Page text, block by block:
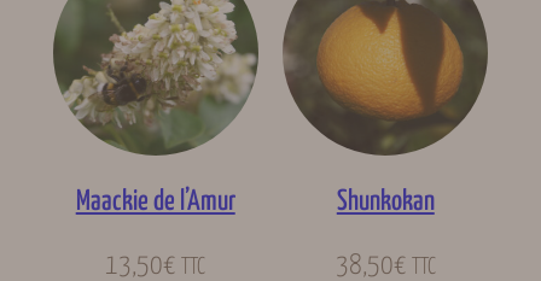
Maackie de l’Amur
13,50€ TTC
Shunkokan
38,50€ TTC